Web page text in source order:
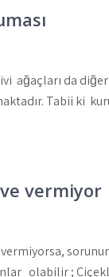
ağaçları da
Tabii ki
vermiyor
vermiyorsa,
olabilir ;